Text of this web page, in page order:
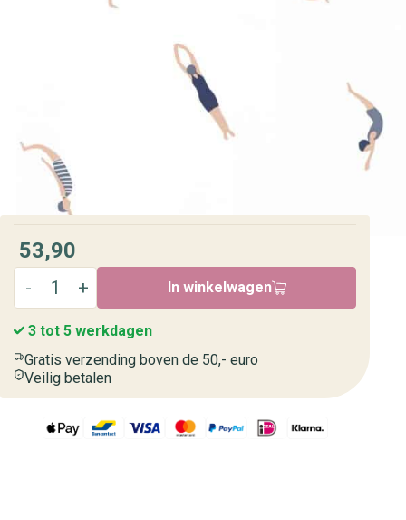
53,90
In winkelwagen
3 tot 5 werkdagen
Gratis verzending boven de 50,- euro
Veilig betalen